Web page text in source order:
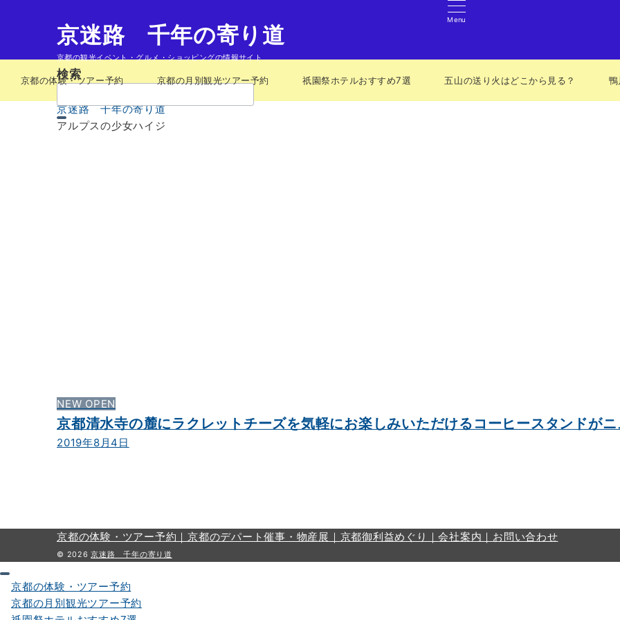
Menu
京迷路 千年の寄り道
京都の観光イベント・グルメ・ショッピングの情報サイト
検索
索：
京都の体験・ツアー予約 京都の月別観光ツアー予約 祇園祭ホテルおすすめ7選 五山の送り火はどこから見る？ 鴨
京迷路 千年の寄り道
アルプスの少女ハイジ
NEW OPEN
京都清水寺の麓にラクレットチーズを気軽にお楽しみいただけるコーヒースタンドが
2019年8月4日
京都の体験・ツアー予約｜ 京都のデパート催事・物産展｜ 京都御利益めぐり｜会社案内｜ お問い合わせ
© 2026京迷路 千年の寄り道
京都の体験・ツアー予約
京都の月別観光ツアー予約